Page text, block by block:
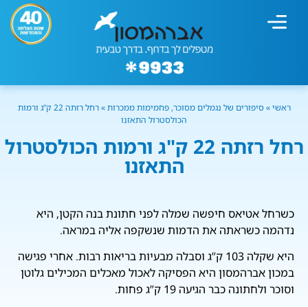
ראשי» סיפורים של נגמלים מסוכר, פחמימות ממכרות»
רחל רזתה 22 ק”ג ורמות
הכולסטרול התאזנו
רחל רזתה 22 ק"ג ורמות הכולסטרול
התאזנו
כשרחל אטיאס חיפשה שמלה לפני חתונת בנה הקטן, היא
נדהמה כשראתה את הדמות שנשקפה אליה במראה.
היא שקלה 103 ק”ג וסבלה מבעיות בריאות רבות. אחרי פגישה
במכון אברהמסון היא הפסיקה לאכול מאכלים המכילים גלוטן
וסוכר ולחתונה כבר הגיעה 19 ק”ג פחות.